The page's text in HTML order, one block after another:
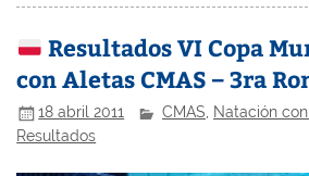
Resultados VI Copa
con Aletas CMAS – 3ra
18 abril 2011 CMAS Natación
Resultados